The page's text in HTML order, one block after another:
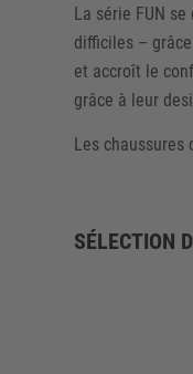
La série FUN
difficiles –
et accroît le
grâce à leur
Les chaussures
SÉLECTION